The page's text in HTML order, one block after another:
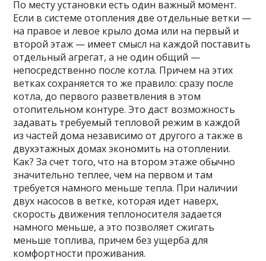
По месту установки есть один важный момент.
Если в системе отопления две отдельные ветки —
на правое и левое крыло дома или на первый и
второй этаж — имеет смысл на каждой поставить
отдельный агрегат, а не один общий —
непосредственно после котла. Причем на этих
ветках сохраняется то же правило: сразу после
котла, до первого разветвления в этом
отопительном контуре. Это даст возможность
задавать требуемый тепловой режим в каждой
из частей дома независимо от другого а также в
двухэтажных домах экономить на отоплении.
Как? За счет того, что на втором этаже обычно
значительно теплее, чем на первом и там
требуется намного меньше тепла. При наличии
двух насосов в ветке, которая идет наверх,
скорость движения теплоносителя задается
намного меньше, а это позволяет сжигать
меньше топлива, причем без ущерба для
комфортности проживания.